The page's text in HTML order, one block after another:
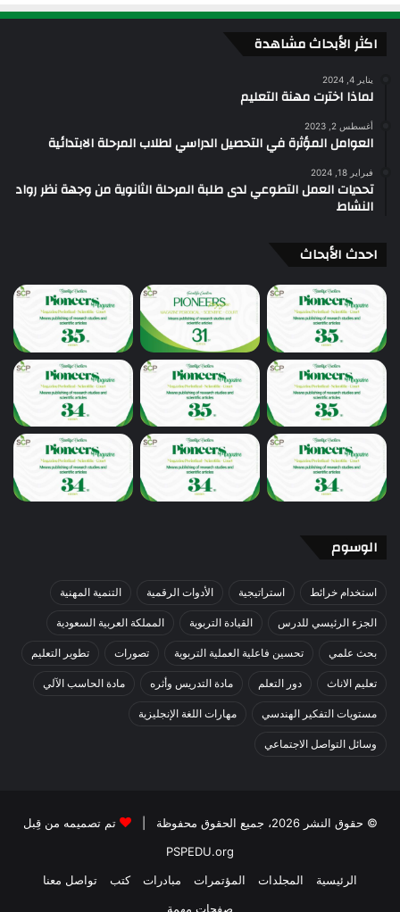
اكثر الأبحاث مشاهدة
يناير 4, 2024
لماذا اخترت مهنة التعليم
أغسطس 2, 2023
العوامل المؤثرة في التحصيل الدراسي لطلاب المرحلة الابتدائية
فبراير 18, 2024
تحديات العمل التطوعي لدى طلبة المرحلة الثانوية من وجهة نظر رواد
النشاط
احدث الأبحاث
الوسوم
استخدام خرائط استراتيجية الأدوات الرقمية التنمية المهنية
الجزء الرئيسي للدرس القيادة التربوية المملكة العربية السعودية
بحث علمي تحسين فاعلية العملية التربوية تصورات تطوير التعليم
تعليم الاناث دور التعلم مادة التدريس وأثره مادة الحاسب الآلي
مستويات التفكير الهندسي مهارات اللغة الإنجليزية
وسائل التواصل الاجتماعي
© حقوق النشر 2026، جميع الحقوق محفوظة |
تم تصميمه من قِبل
PSPEDU.org
الرئيسية
المجلدات المؤتمرات مبادرات كتب
تواصل معنا
صفحات مهمة